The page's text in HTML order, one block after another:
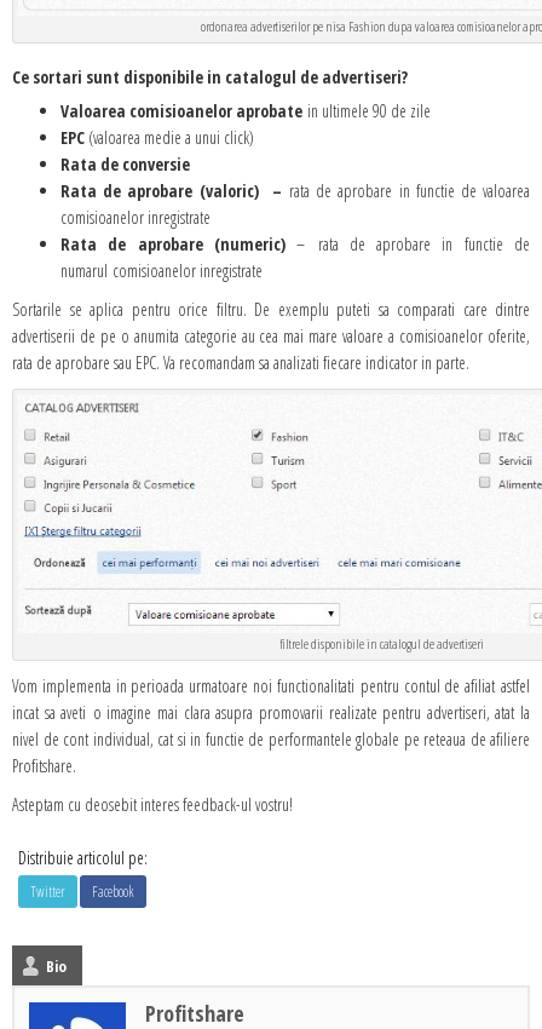
ordonarea advertiserilor pe nisa Fashion dupa valoarea comisioanelor
Ce sortari sunt disponibile in catalogul de advertiseri?
Valoarea comisioanelor aprobate in ultimele 90 de zile
EPC (valoarea medie a unui click)
Rata de conversie
Rata de aprobare (valoric) – rata de aprobare in functie de valoarea
comisioanelor inregistrate
Rata de aprobare (numeric) – rata de aprobare in functie de
numarul comisioanelor inregistrate
Sortarile se aplica pentru orice filtru. De exemplu puteti sa comparati care dintre
advertiserii de pe o anumita categorie au cea mai mare valoare a comisioanelor oferite,
rata de aprobare sau EPC. Va recomandam sa analizati fiecare indicator in parte.
filtrele disponibile in catalogul de advertiseri
Vom implementa in perioada urmatoare noi functionalitati pentru contul de afiliat astfel
incat sa aveti o imagine mai clara asupra promovarii realizate pentru advertiseri, atat la
nivel de cont individual, cat si in functie de performantele globale pe reteaua de afiliere
Profitshare.
Asteptam cu deosebit interes feedback-ul vostru!
Distribuie articolul pe:
Twitter Facebook
Bio
Profitshare